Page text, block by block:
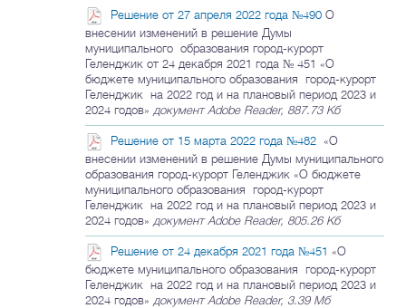
Решение от 27 апреля 2022 года №490 О
внесении изменений в решение Думы
муниципального образования город-курорт
Геленджик от 24 декабря 2021 года № 451 «О
бюджете муниципального образования город-курорт
Геленджик на 2022 год и на плановый период 2023 и
2024 годов» документ Adobe Reader, 887.73 Кб
Решение от 15 марта 2022 года №482 «О
внесении изменений в решение Думы муниципального
образования город-курорт Геленджик «О бюджете
муниципального образования город-курорт
Геленджик на 2022 год и на плановый период 2023 и
2024 годов» документ Adobe Reader, 805.26 Кб
Решение от 24 декабря 2021 года №451 «О
бюджете муниципального образования город-курорт
Геленджик на 2022 год и на плановый период 2023 и
2024 годов» документ Adobe Reader, 3.39 Мб